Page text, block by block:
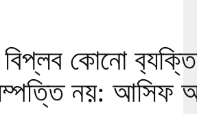
কোনো ব‍্যক্তি
নয়: আসিফ